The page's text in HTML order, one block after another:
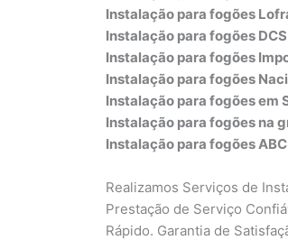
Instalação para fogões
Instalação para fogões DCS
Instalação para fogões
Instalação para fogões
Instalação para fogões em
Instalação para fogões na
Instalação para fogões
Realizamos Serviços de
Prestação de Serviço
Rápido. Garantia de